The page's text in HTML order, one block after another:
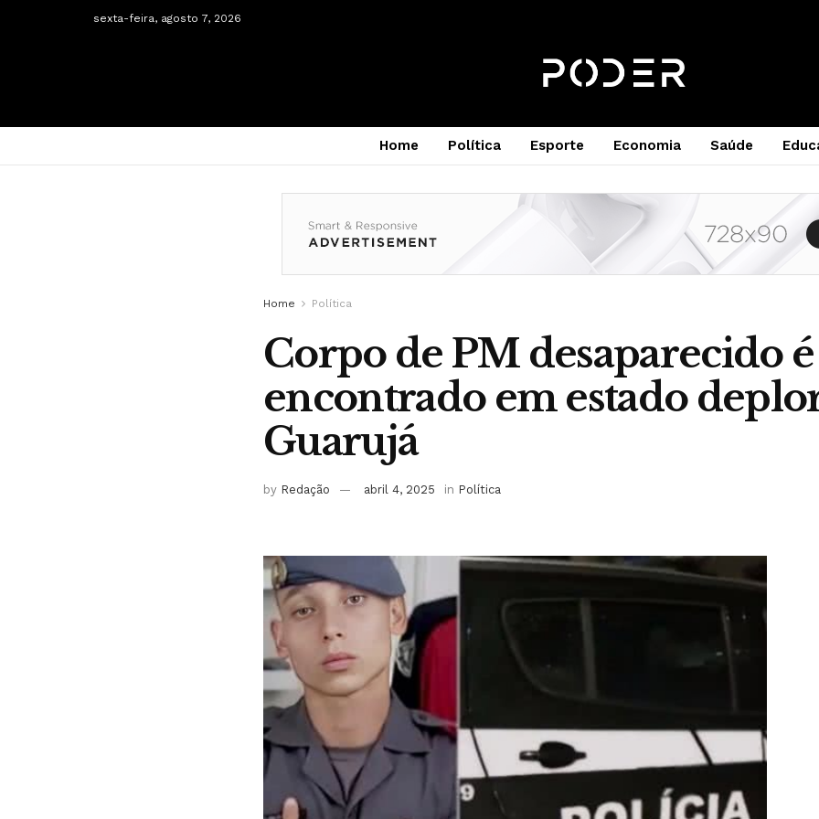
sexta-feira, agosto 7, 2026
Home Política Esporte Economia Saúde
Home Política
Corpo de PM desaparecido é
encontrado em estado
Guarujá
by Redação abril 4, 2025 in Política